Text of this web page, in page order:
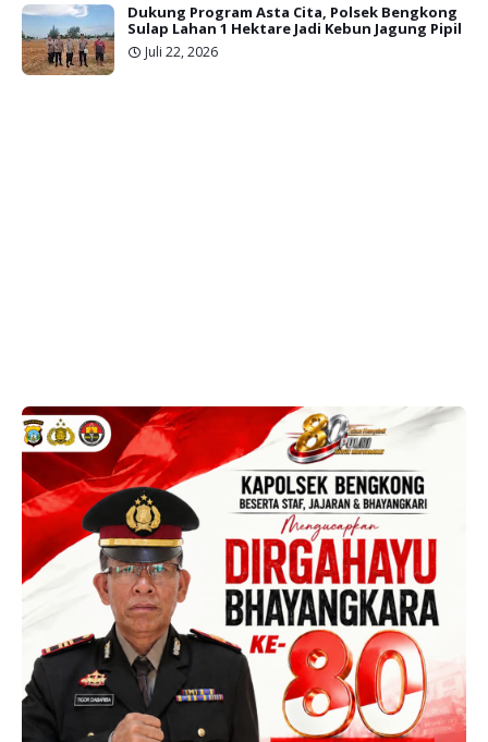
Dukung Program Asta Cita, Polsek Bengkong
Sulap Lahan 1 Hektare Jadi Kebun Jagung Pipil
Juli 22, 2026